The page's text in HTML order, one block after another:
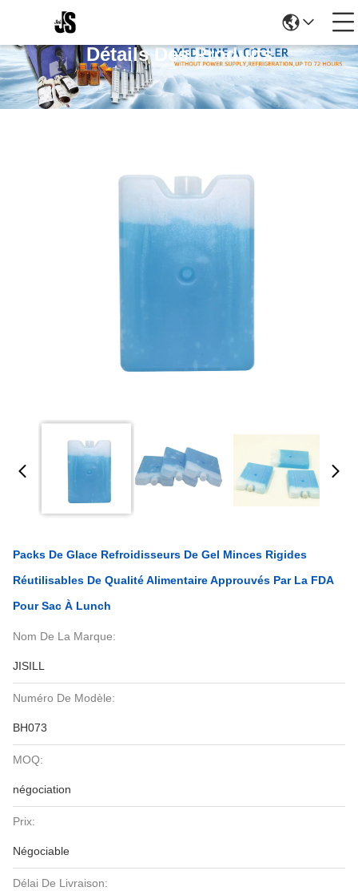
Détails Des Produits
Packs De Glace Refroidisseurs De Gel Minces Rigides
Réutilisables De Qualité Alimentaire Approuvés Par La FDA
Pour Sac À Lunch
Nom De La Marque:
JISILL
Numéro De Modèle:
BH073
MOQ:
négociation
Prix:
Négociable
Délai De Livraison: